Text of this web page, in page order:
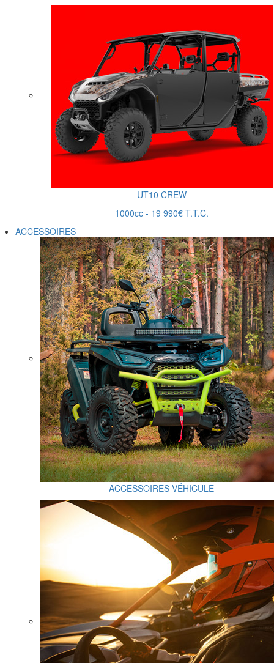
UT10 CREW
1000cc - 19 990€ T.T.C.
ACCESSOIRES
ACCESSOIRES VÉHICULE